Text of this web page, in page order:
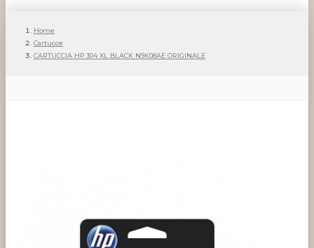
Home
Cartucce
CARTUCCIA HP 304 XL BLACK N9K08AE ORIGINALE